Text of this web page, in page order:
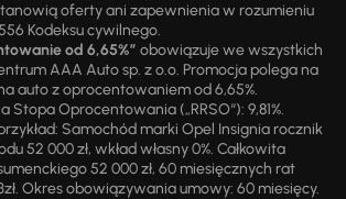
oferty ani zapewnienia w rozumieniu
Kodeksu cywilnego.
od 6,65%” obowiązuje we wszystkich
AAA Auto sp. z o.o. Promocja polega na
auto z oprocentowaniem od 6,65%.
Stopa Oprocentowania („RRSO“): 9,81%.
Samochód marki Opel Insignia rocznik
52 000 zł, wkład własny 0%. Całkowita
52 000 zł, 60 miesięcznych rat
Okres obowiązywania umowy: 60 miesięcy.